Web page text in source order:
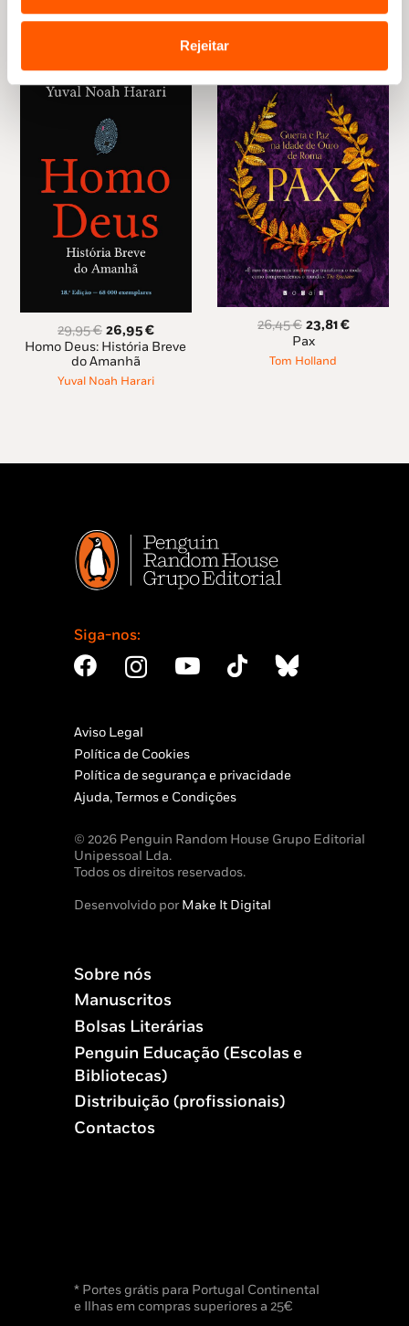
Rejeitar
29,95€ O
preço
original
era:
26,95€O
preço
é:
Homo Deus: História Breve
do Amanhã
Yuval Noah Harari
26,45€ O
preço
original
23,81€O
Pax
Tom Holland
Siga-nos:
Aviso Legal
Política de Cookies
Política de segurança e privacidade
Ajuda, Termos e Condições
© 2026 Penguin Random House Grupo Editorial
Unipessoal Lda.
Todos os direitos reservados.
Desenvolvido porMake It Digital
Sobre nós
Manuscritos
Bolsas Literárias
Penguin Educação (Escolas e
Bibliotecas)
Distribuição (profissionais)
Contactos
* Portes grátis para Portugal Continental
e Ilhas em compras superiores a 25€